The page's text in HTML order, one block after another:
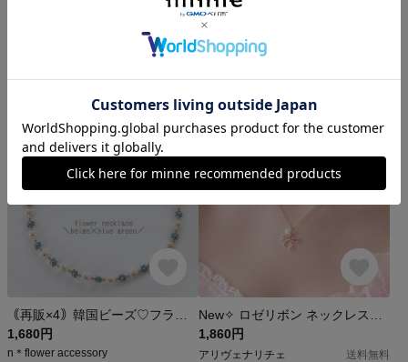
シエラネバダ産 アンダラクリスタル スターライトエレスチャルサファイア ペンダントトップ ワイヤーラッピング ネックレス 天然石14kgf 送料無料でお届けします
manaka of life
3,700円
kハンドメイド🍀
5.0 (181)
1,680円
n＊flower accessory
1,860円
アリヴェナリチェ
送料無料